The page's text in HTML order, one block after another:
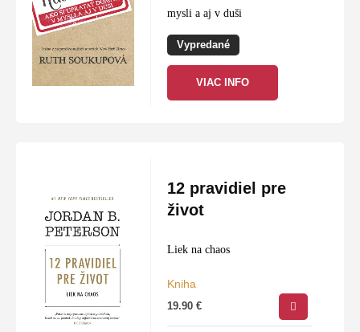
mysli a aj v duši
Vypredané
VIAC INFO
12 pravidiel pre
život
Liek na chaos
Kniha
19.90€